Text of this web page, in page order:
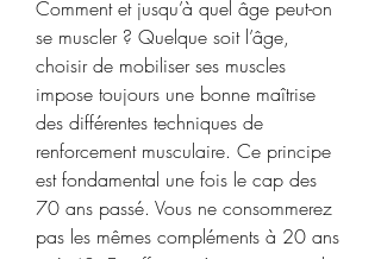
Comment et jusqu’à quel âge peut-on
se muscler ? Quelque soit l’âge,
choisir de mobiliser ses muscles
impose toujours une bonne maîtrise
des différentes techniques de
renforcement musculaire. Ce principe
est fondamental une fois le cap des
70 ans passé. Vous ne consommerez
pas les mêmes compléments à 20 ans